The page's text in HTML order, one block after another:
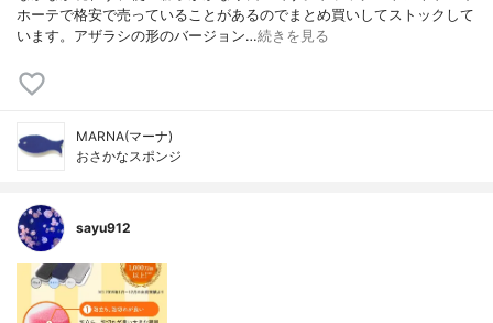
ホーテで格安で売っていることがあるのでまとめ買いしてストックして
います。アザラシの形のバージョン…続きを見る
MARNA(マーナ)
おさかなスポンジ
sayu912